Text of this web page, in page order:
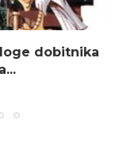
dobitnika